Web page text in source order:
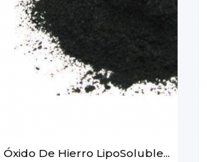
Óxido De Hierro LipoSoluble...